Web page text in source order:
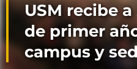
USM recibe
de primer
campus y